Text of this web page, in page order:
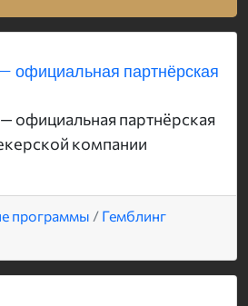
официальная партнёрская
официальная партнёрская
компании
программы / Гемблинг